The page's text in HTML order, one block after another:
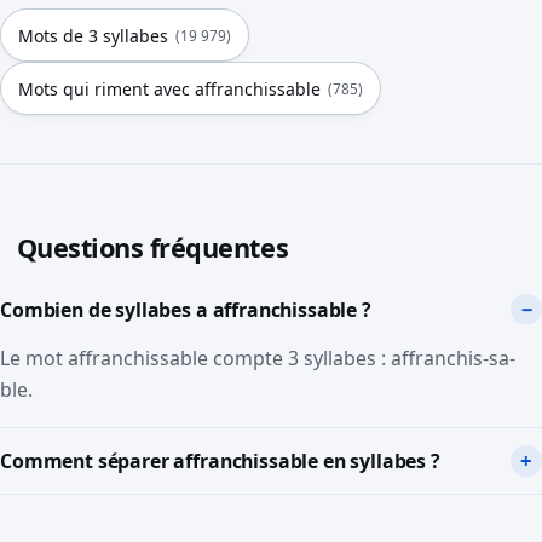
Mots de 3 syllabes (19 979)
Mots qui riment avec affranchissable (785)
Questions fréquentes
Combien de syllabes a affranchissable ?
Le mot affranchissable compte 3 syllabes : affranchis-sa-
ble.
Comment séparer affranchissable en syllabes ?